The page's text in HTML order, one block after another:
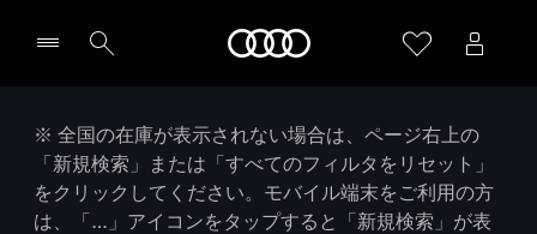
※ 全国の在庫が表示されない場合は、ページ右上の
「新規検索」または「すべてのフィルタをリセット」
をクリックしてください。モバイル端末をご利用の方
は、「…」アイコンをタップすると「新規検索」が表